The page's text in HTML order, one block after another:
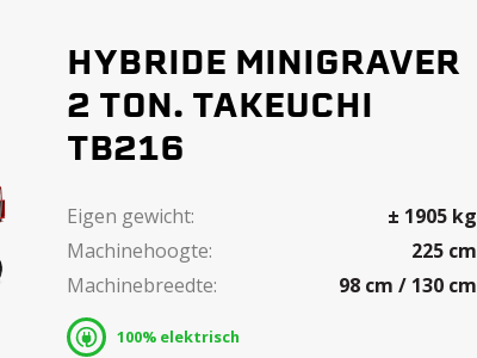
HYBRIDE MINIGRAVER
2 TON. TAKEUCHI
TB216
Eigen gewicht:
± 1905 kg
Machinehoogte:
225 cm
Machinebreedte:
98 cm / 130 cm
100% elektrisch